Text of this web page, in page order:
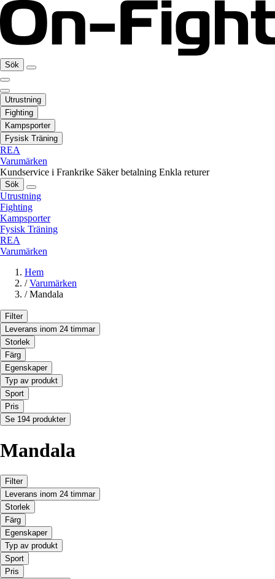
Sök
Utrustning
Fighting
Kampsporter
Fysisk Träning
REA
Varumärken
Kundservice i Frankrike Säker betalning Enkla returer
Sök
Utrustning
Fighting
Kampsporter
Fysisk Träning
REA
Varumärken
Hem
/ Varumärken
/ Mandala
Filter
Leverans inom 24 timmar
Storlek
Färg
Egenskaper
Typ av produkt
Sport
Pris
Se 194 produkter
Mandala
Filter
Leverans inom 24 timmar
Storlek
Färg
Egenskaper
Typ av produkt
Sport
Pris